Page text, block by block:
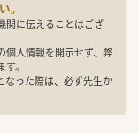
。
関に伝えることはござ
個人情報を開示せず、弊
。
なった際は、必ず先生か